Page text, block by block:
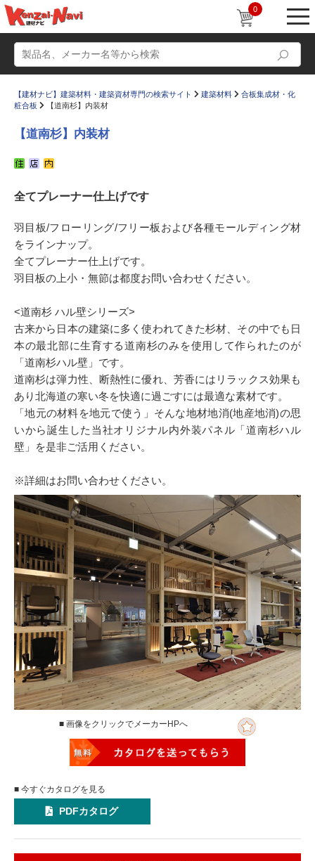
0
かたなび
すまいリング 設計士インタビュー
Q＆A
お気に入り
【建材ナビ】建築材料・建築資材専門の検索サイト 建築材料
合板集成材・化
粧合板
【道南杉】内装材
【道南杉】内装材
全てプレーナー仕上げです
羽目板/フローリング/フリー板および各種モールディング材
をラインナップ。
全てプレーナー仕上げです。
羽目板の上小・無節は都度お問い合わせください。
<道南杉 ハル壁シリーズ>
古来から日本の建築に多く使われてきた杉材、その中でも日
本の最北部に生育する道南杉のみを使用して作られたのが
「道南杉ハル壁」です。
道南杉は弾力性、断熱性に優れ、芳香にはリラックス効果も
あり北海道の寒い冬を快適に過ごすには最適な素材です。
「地元の材料を地元で使う」そんな地材地消(地産地消)の思
いから誕生した当社オリジナル内外装パネル「道南杉ハル
壁」を是非ご活用ください。
※詳細はお問い合わせください。
■ 画像をクリックでメーカーHPへ
■ 今すぐカタログを見る
PDFカタログ